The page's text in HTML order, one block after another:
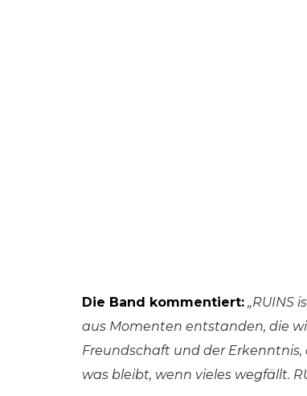
Die Band kommentiert: „RUINS
aus Momenten entstanden, die
Freundschaft und der
was bleibt, wenn vieles wegfällt.